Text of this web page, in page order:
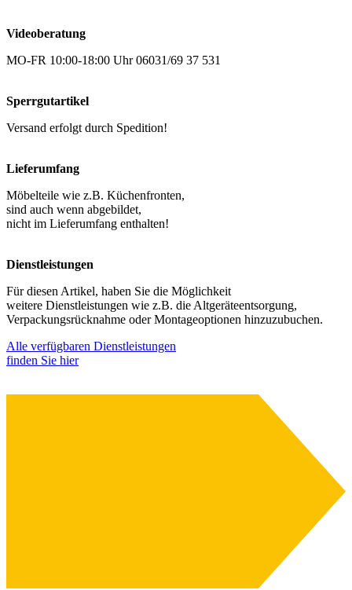
Videoberatung
MO-FR 10:00-18:00 Uhr 06031/69 37 531
Sperrgutartikel
Versand erfolgt durch Spedition!
Lieferumfang
Möbelteile wie z.B. Küchenfronten,
sind auch wenn abgebildet,
nicht im Lieferumfang enthalten!
Dienstleistungen
Für diesen Artikel, haben Sie die Möglichkeit
weitere Dienstleistungen wie z.B. die Altgeräteentsorgung,
Verpackungsrücknahme oder Montageoptionen hinzuzubuchen.
Alle verfügbaren Dienstleistungen
finden Sie hier
A